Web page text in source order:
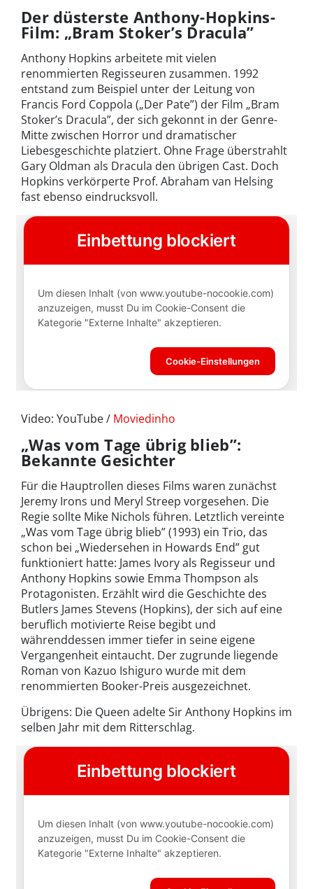
Der düsterste Anthony-Hopkins-
Film: „Bram Stoker’s Dracula”
Anthony Hopkins arbeitete mit vielen
renommierten Regisseuren zusammen. 1992
entstand zum Beispiel unter der Leitung von
Francis Ford Coppola („Der Pate”) der Film „Bram
Stoker’s Dracula”, der sich gekonnt in der Genre-
Mitte zwischen Horror und dramatischer
Liebesgeschichte platziert. Ohne Frage überstrahlt
Gary Oldman als Dracula den übrigen Cast. Doch
Hopkins verkörperte Prof. Abraham van Helsing
fast ebenso eindrucksvoll.
Video: YouTube / Moviedinho
„Was vom Tage übrig blieb”:
Bekannte Gesichter
Für die Hauptrollen dieses Films waren zunächst
Jeremy Irons und Meryl Streep vorgesehen. Die
Regie sollte Mike Nichols führen. Letztlich vereinte
„Was vom Tage übrig blieb” (1993) ein Trio, das
schon bei „Wiedersehen in Howards End” gut
funktioniert hatte: James Ivory als Regisseur und
Anthony Hopkins sowie Emma Thompson als
Protagonisten. Erzählt wird die Geschichte des
Butlers James Stevens (Hopkins), der sich auf eine
beruflich motivierte Reise begibt und
währenddessen immer tiefer in seine eigene
Vergangenheit eintaucht. Der zugrunde liegende
Roman von Kazuo Ishiguro wurde mit dem
renommierten Booker-Preis ausgezeichnet.
Übrigens: Die Queen adelte Sir Anthony Hopkins im
selben Jahr mit dem Ritterschlag.